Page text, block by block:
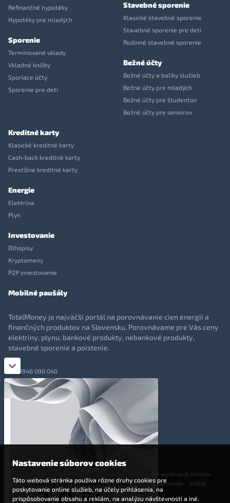
Refinančné hypotéky
Hypotéky pre mladých
Sporenie
Termínované vklady
Vkladné knížky
Sporiace účty
Sporenie pre deti
Stavebné sporenie
Klasické stavebné sporenie
Stavebné sporenie pre deti
Rodinné stavebné sporenie
Bežné účty
Bežné účty a balíky služieb
Bežné účty pre mladých
Bežné účty pre študentov
Bežné účty pre seniorov
Kreditné karty
Klasické kreditné karty
Cash-back kreditné karty
Prestížne kreditné karty
Energie
Elektrina
Plyn
Investovanie
Dlhopisy
Kryptomeny
P2P investovanie
Mobilné paušály
TotalMoney je najväčší portál na porovnávanie cien energií a
finančných produktov na Slovensku. Porovnávame pre Vás ceny
elektriny, plynu, bankové produkty, nebankové produkty,
stavebné sporenie a poistenie.
0948 090 040
+421 948 090 051
info@totalmoney.sk
Levočská 866, Poprad, 058 01
Cookies-Nastavenia cookies -Finančné sprostredkovanie
pracovné miesta
Nastavenie súborov cookies
Táto webová stránka používa rôzne druhy cookies pre
poskytovanie online služieb, na účely prihlásenia, na
prispôsobovanie obsahu a reklám, na analýzu návštevnosti a iné.